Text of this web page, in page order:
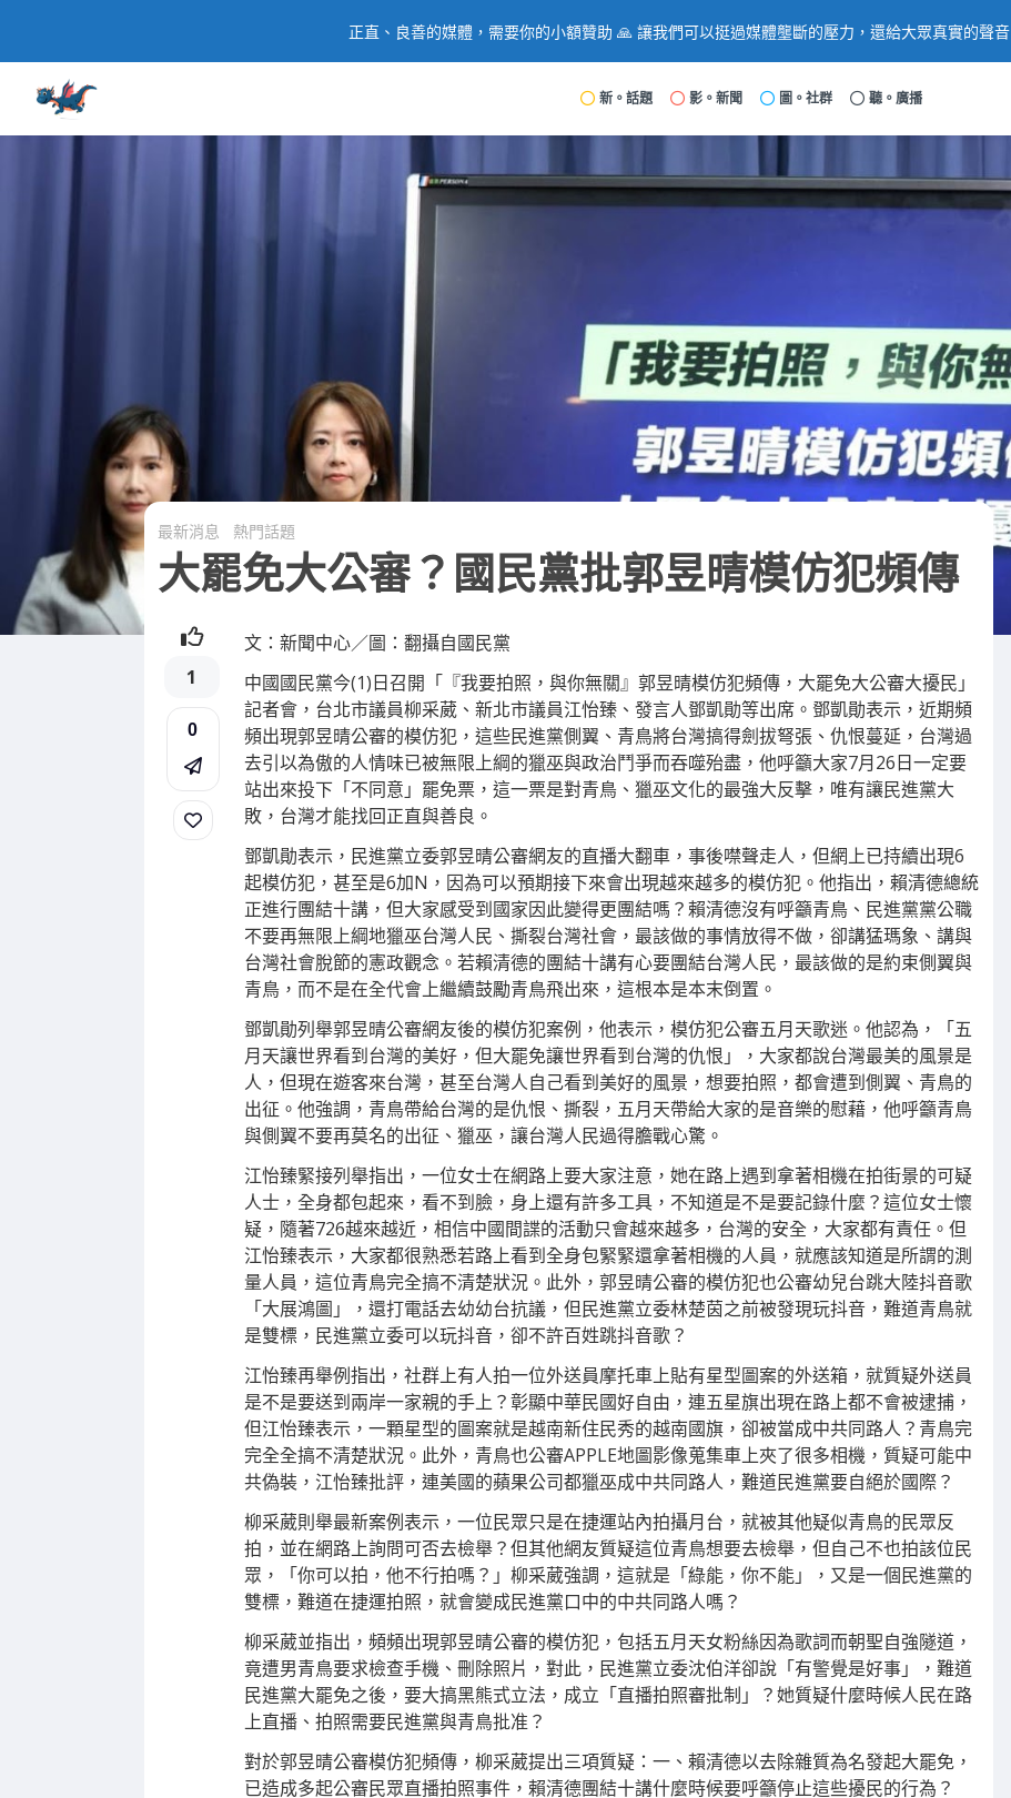
正直、良善的媒體，需要你的小額贊助 🙏 讓我們可以挺過媒體壟斷的壓力，還給大眾真實的聲音
新。話題 影。新聞 圖。社群 聽。廣播
最新消息 熱門話題
大罷免大公審？國民黨批郭昱晴模仿犯頻傳
1
0
文：新聞中心／圖：翻攝自國民黨
中國國民黨今(1)日召開「『我要拍照，與你無關』郭昱晴模仿犯頻傳，大罷免大公審大擾民」
記者會，台北市議員柳采葳、新北市議員江怡臻、發言人鄧凱勛等出席。鄧凱勛表示，近期頻
頻出現郭昱晴公審的模仿犯，這些民進黨側翼、青鳥將台灣搞得劍拔弩張、仇恨蔓延，台灣過
去引以為傲的人情味已被無限上綱的獵巫與政治鬥爭而吞噬殆盡，他呼籲大家7月26日一定要
站出來投下「不同意」罷免票，這一票是對青鳥、獵巫文化的最強大反擊，唯有讓民進黨大
敗，台灣才能找回正直與善良。
鄧凱勛表示，民進黨立委郭昱晴公審網友的直播大翻車，事後噤聲走人，但網上已持續出現6
起模仿犯，甚至是6加N，因為可以預期接下來會出現越來越多的模仿犯。他指出，賴清德總統
正進行團結十講，但大家感受到國家因此變得更團結嗎？賴清德沒有呼籲青鳥、民進黨黨公職
不要再無限上綱地獵巫台灣人民、撕裂台灣社會，最該做的事情放得不做，卻講猛瑪象、講與
台灣社會脫節的憲政觀念。若賴清德的團結十講有心要團結台灣人民，最該做的是約束側翼與
青鳥，而不是在全代會上繼續鼓勵青鳥飛出來，這根本是本末倒置。
鄧凱勛列舉郭昱晴公審網友後的模仿犯案例，他表示，模仿犯公審五月天歌迷。他認為，「五
月天讓世界看到台灣的美好，但大罷免讓世界看到台灣的仇恨」，大家都說台灣最美的風景是
人，但現在遊客來台灣，甚至台灣人自己看到美好的風景，想要拍照，都會遭到側翼、青鳥的
出征。他強調，青鳥帶給台灣的是仇恨、撕裂，五月天帶給大家的是音樂的慰藉，他呼籲青鳥
與側翼不要再莫名的出征、獵巫，讓台灣人民過得膽戰心驚。
江怡臻緊接列舉指出，一位女士在網路上要大家注意，她在路上遇到拿著相機在拍街景的可疑
人士，全身都包起來，看不到臉，身上還有許多工具，不知道是不是要記錄什麼？這位女士懷
疑，隨著726越來越近，相信中國間諜的活動只會越來越多，台灣的安全，大家都有責任。但
江怡臻表示，大家都很熟悉若路上看到全身包緊緊還拿著相機的人員，就應該知道是所謂的測
量人員，這位青鳥完全搞不清楚狀況。此外，郭昱晴公審的模仿犯也公審幼兒台跳大陸抖音歌
「大展鴻圖」，還打電話去幼幼台抗議，但民進黨立委林楚茵之前被發現玩抖音，難道青鳥就
是雙標，民進黨立委可以玩抖音，卻不許百姓跳抖音歌？
江怡臻再舉例指出，社群上有人拍一位外送員摩托車上貼有星型圖案的外送箱，就質疑外送員
是不是要送到兩岸一家親的手上？彰顯中華民國好自由，連五星旗出現在路上都不會被逮捕，
但江怡臻表示，一顆星型的圖案就是越南新住民秀的越南國旗，卻被當成中共同路人？青鳥完
完全全搞不清楚狀況。此外，青鳥也公審APPLE地圖影像蒐集車上夾了很多相機，質疑可能中
共偽裝，江怡臻批評，連美國的蘋果公司都獵巫成中共同路人，難道民進黨要自絕於國際？
柳采葳則舉最新案例表示，一位民眾只是在捷運站內拍攝月台，就被其他疑似青鳥的民眾反
拍，並在網路上詢問可否去檢舉？但其他網友質疑這位青鳥想要去檢舉，但自己不也拍該位民
眾，「你可以拍，他不行拍嗎？」柳采葳強調，這就是「綠能，你不能」，又是一個民進黨的
雙標，難道在捷運拍照，就會變成民進黨口中的中共同路人嗎？
柳采葳並指出，頻頻出現郭昱晴公審的模仿犯，包括五月天女粉絲因為歌詞而朝聖自強隧道，
竟遭男青鳥要求檢查手機、刪除照片，對此，民進黨立委沈伯洋卻說「有警覺是好事」，難道
民進黨大罷免之後，要大搞黑熊式立法，成立「直播拍照審批制」？她質疑什麼時候人民在路
上直播、拍照需要民進黨與青鳥批准？
對於郭昱晴公審模仿犯頻傳，柳采葳提出三項質疑：一、賴清德以去除雜質為名發起大罷免，
已造成多起公審民眾直播拍照事件，賴清德團結十講什麼時候要呼籲停止這些擾民的行為？